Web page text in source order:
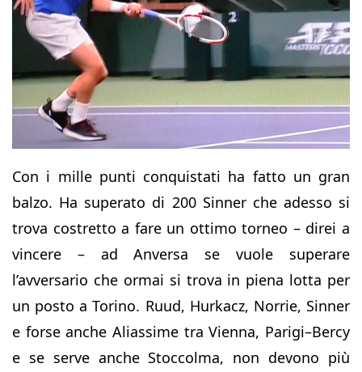
Con i mille punti conquistati ha fatto un gran
balzo. Ha superato di 200 Sinner che adesso si
trova costretto a fare un ottimo torneo – direi a
vincere – ad Anversa se vuole superare
l’avversario che ormai si trova in piena lotta per
un posto a Torino. Ruud, Hurkacz, Norrie, Sinner
e forse anche Aliassime tra Vienna, Parigi–Bercy
e se serve anche Stoccolma, non devono più